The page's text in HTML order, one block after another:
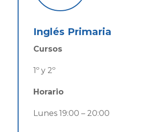
Inglés Primaria
Cursos
1º y 2º
Horario
Lunes 19:00 – 20:00